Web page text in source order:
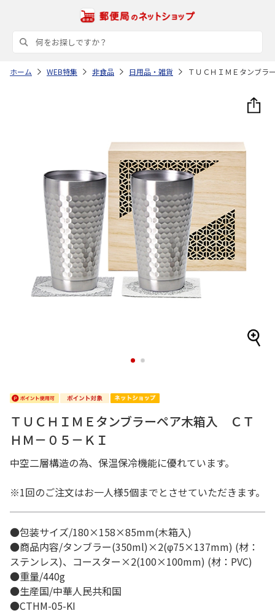
ホーム WEB特集 非食品 日用品・雑貨 ＴＵＣＨＩＭＥタンブ
1 2
ＴＵＣＨＩＭＥタンブラーペア木箱入 ＣＴ
ＨＭ－０５－ＫＩ
中空二層構造の為、保温保冷機能に優れています。
※1回のご注文はお一人様5個までとさせていただきます。
●包装サイズ/180×158×85mm(木箱入)
●商品内容/タンブラー(350ml)×2(φ75×137mm) (材：
ステンレス)、コースター×2(100×100mm) (材：PVC)
●重量/440g
●生産国/中華人民共和国
●CTHM-05-KI